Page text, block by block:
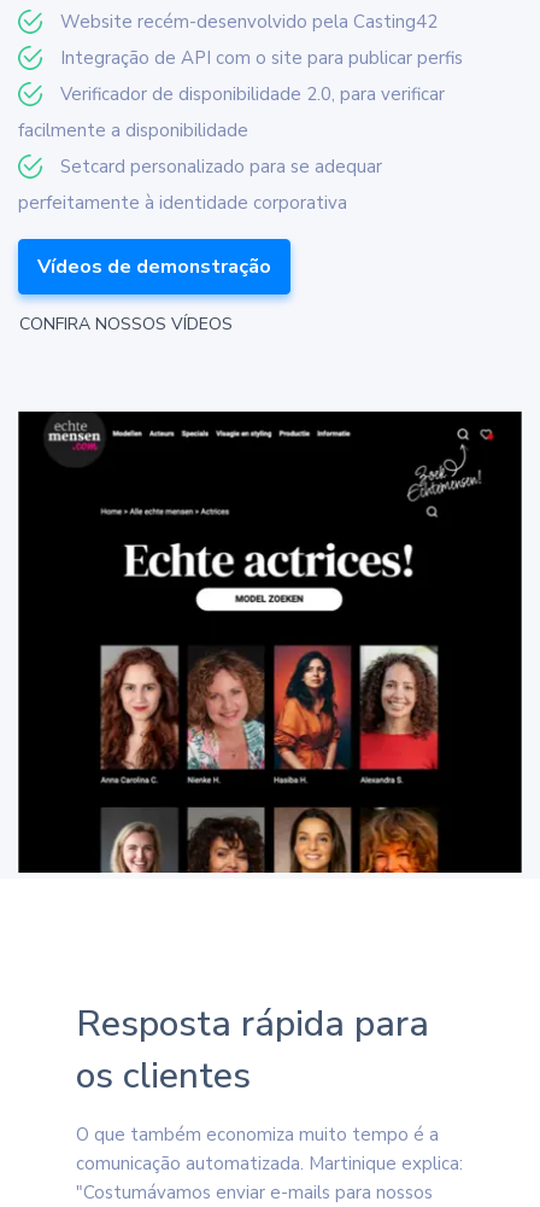
Website recém-desenvolvido pela Casting42
Integração de API com o site para publicar perfis
Verificador de disponibilidade 2.0, para verificar
facilmente a disponibilidade
Setcard personalizado para se adequar
perfeitamente à identidade corporativa
Vídeos de demonstração
CONFIRA NOSSOS VÍDEOS
Resposta rápida para
os clientes
O que também economiza muito tempo é a
comunicação automatizada. Martinique explica:
"Costumávamos enviar e-mails para nossos